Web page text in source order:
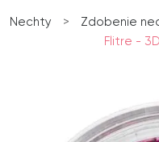
Nechty > Zdobenie
Flitre -